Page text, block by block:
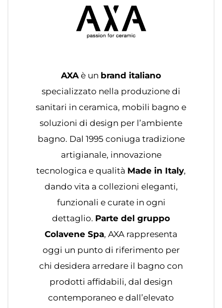
AXA è un brand italiano
specializzato nella produzione di
sanitari in ceramica, mobili bagno e
soluzioni di design per l’ambiente
bagno. Dal 1995 coniuga tradizione
artigianale, innovazione
tecnologica e qualità Made in Italy,
dando vita a collezioni eleganti,
funzionali e curate in ogni
dettaglio. Parte del gruppo
Colavene Spa, AXA rappresenta
oggi un punto di riferimento per
chi desidera arredare il bagno con
prodotti affidabili, dal design
contemporaneo e dall’elevato